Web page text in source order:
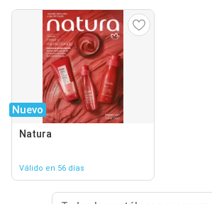
Nuevo
Natura
Válido en 56 días